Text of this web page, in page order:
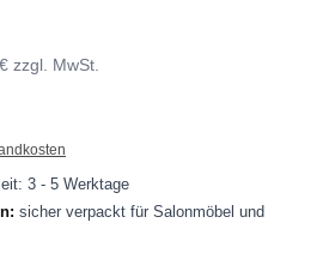
zzgl. MwSt.
3 - 5 Werktage
sicher verpackt für Salonmöbel und